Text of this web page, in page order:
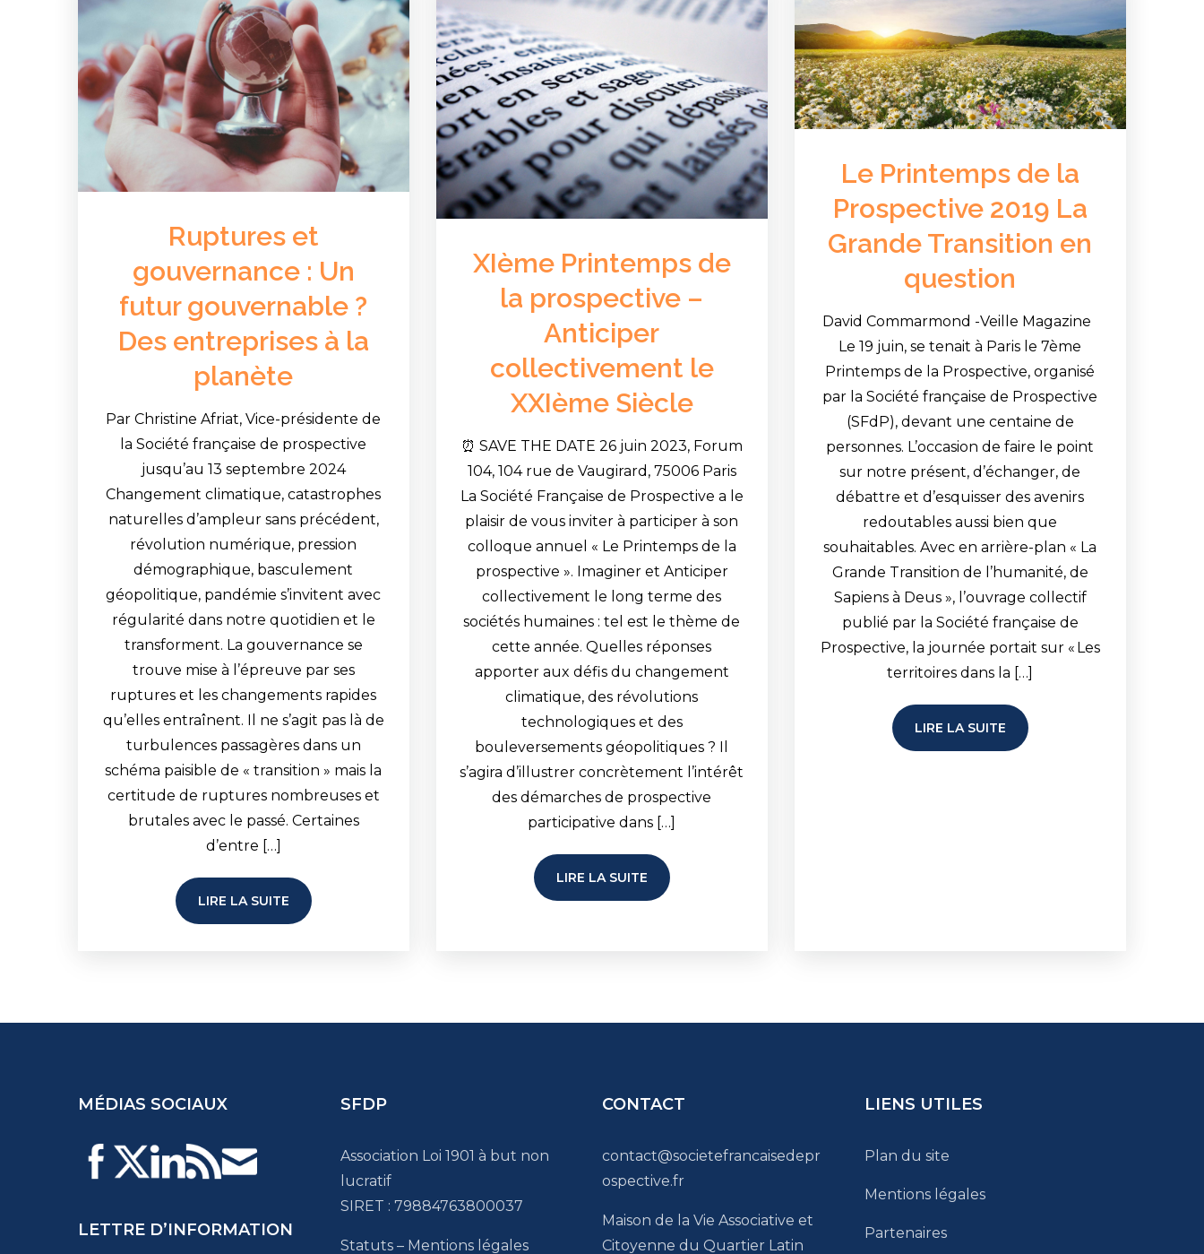
Ruptures et
gouvernance : Un
futur gouvernable ?
Des entreprises à la
planète
Par Christine Afriat, Vice-présidente de
la Société française de prospective
jusqu’au 13 septembre 2024
Changement climatique, catastrophes
naturelles d’ampleur sans précédent,
révolution numérique, pression
démographique, basculement
géopolitique, pandémie s’invitent avec
régularité dans notre quotidien et le
transforment. La gouvernance se
trouve mise à l’épreuve par ses
ruptures et les changements rapides
qu’elles entraînent. Il ne s’agit pas là de
turbulences passagères dans un
schéma paisible de « transition » mais la
certitude de ruptures nombreuses et
brutales avec le passé. Certaines
d’entre […]
LIRE LA SUITE
XIème Printemps de
la prospective –
Anticiper
collectivement le
XXIème Siècle
⏰ SAVE THE DATE 26 juin 2023, Forum
104, 104 rue de Vaugirard, 75006 Paris
La Société Française de Prospective a le
plaisir de vous inviter à participer à son
colloque annuel « Le Printemps de la
prospective ». Imaginer et Anticiper
collectivement le long terme des
sociétés humaines : tel est le thème de
cette année. Quelles réponses
apporter aux défis du changement
climatique, des révolutions
technologiques et des
bouleversements géopolitiques ? Il
s’agira d’illustrer concrètement l’intérêt
des démarches de prospective
participative dans […]
LIRE LA SUITE
Le Printemps de la
Prospective 2019 La
Grande Transition en
question
David Commarmond -Veille Magazine
Le 19 juin, se tenait à Paris le 7ème
Printemps de la Prospective, organisé
par la Société française de Prospective
(SFdP), devant une centaine de
personnes. L’occasion de faire le point
sur notre présent, d’échanger, de
débattre et d’esquisser des avenirs
redoutables aussi bien que
souhaitables. Avec en arrière-plan « La
Grande Transition de l’humanité, de
Sapiens à Deus », l’ouvrage collectif
publié par la Société française de
Prospective, la journée portait sur « Les
territoires dans la […]
LIRE LA SUITE
MÉDIAS SOCIAUX
LETTRE D’INFORMATION
SFDP
Association Loi 1901 à but non
lucratif
SIRET : 79884763800037
Statuts– Mentions légales
CONTACT
contact@societefrancaisedepr
ospective.fr
Maison de la Vie Associative et
Citoyenne du Quartier Latin
LIENS UTILES
Plan du site
Mentions légales
Partenaires